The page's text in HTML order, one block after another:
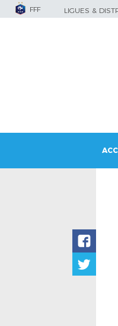
FFF LIGUES &